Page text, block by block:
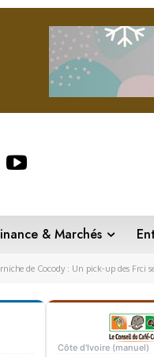
& Marchés
de Cocody : Un pick-up des Frci
Côte d'Ivoire (manuel)